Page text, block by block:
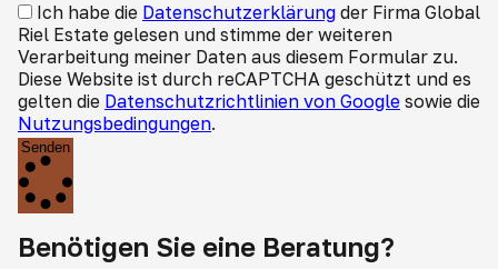
Ich habe die Datenschutzerklärung der Firma Global
Riel Estate gelesen und stimme der weiteren
Verarbeitung meiner Daten aus diesem Formular zu.
Diese Website ist durch reCAPTCHA geschützt und es
gelten die Datenschutzrichtlinien von Google sowie die
Nutzungsbedingungen.
Senden
Benötigen Sie eine Beratung?